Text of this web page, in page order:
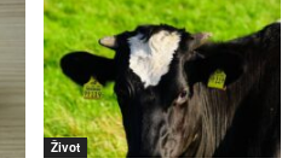
Život